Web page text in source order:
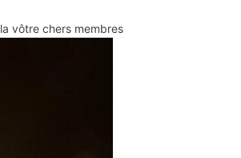
vôtre chers membres